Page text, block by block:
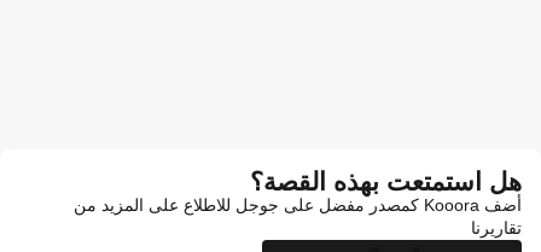
هل استمتعت بهذه القصة؟
أضف Kooora كمصدر مفضل على جوجل للاطلاع على المزيد من
تقاريرنا